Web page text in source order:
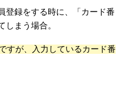
登録をする時に、「カード番
しまう場合。
すが、入力しているカード番